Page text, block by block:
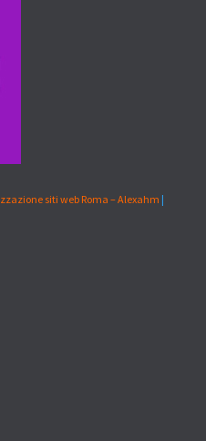
siti web Roma – Alexahm |